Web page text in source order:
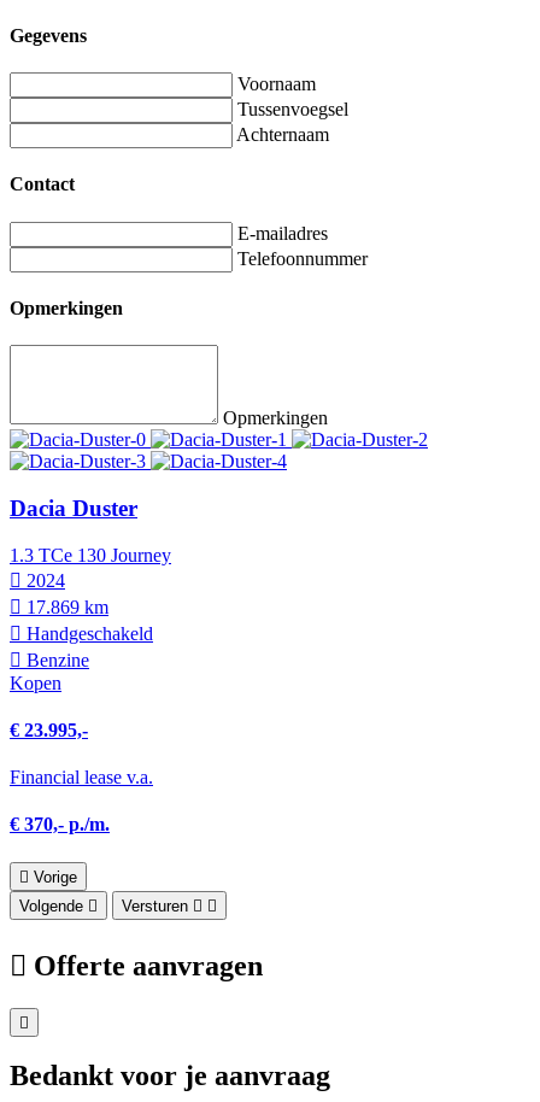
Gegevens
Voornaam
Tussenvoegsel
Achternaam
Contact
E-mailadres
Telefoonnummer
Opmerkingen
Opmerkingen
Dacia Duster
1.3 TCe 130 Journey
2024
17.869 km
Hand­geschakeld
Benzine
Kopen
€ 23.995,-
Financial lease v.a.
€ 370,- p./m.
Vorige
Volgende
Versturen
Offerte aanvragen
Bedankt voor je aanvraag